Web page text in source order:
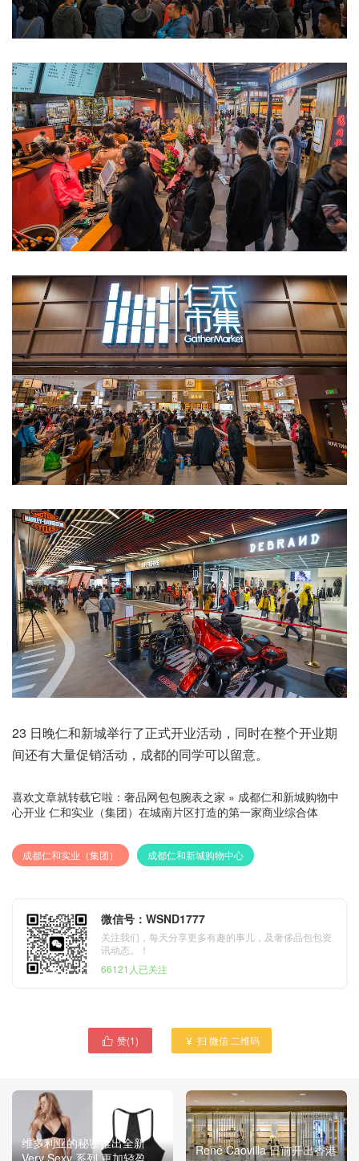
23 日晚仁和新城举行了正式开业活动，同时在整个开业期
间还有大量促销活动，成都的同学可以留意。
喜欢文章就转载它啦： 奢品网包包腕表之家 » 成都仁和新城购物中
心开业 仁和实业（集团）在城南片区打造的第一家商业综合体
成都仁和实业（集团） 成都仁和新城购物中心
微信号：WSND1777
关注我们，每天分享更多有趣的事儿，及奢侈品包包资
讯动态。！
66121人已关注
 赞(1)  扫 微信 二维码
维多利亚的秘密推出全新
René Caovilla 日前开出香港